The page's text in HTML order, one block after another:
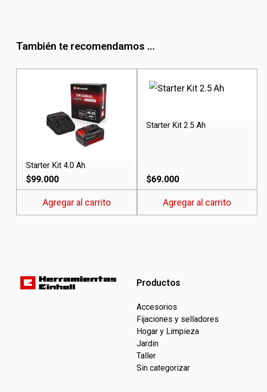
También te recomendamos ...
Starter Kit 4.0 Ah
$99.000
Agregar al carrito
Starter Kit 2.5 Ah
$69.000
Agregar al carrito
Productos
Accesorios
Fijaciones y selladores
Hogar y Limpieza
Jardin
Taller
Sin categorizar